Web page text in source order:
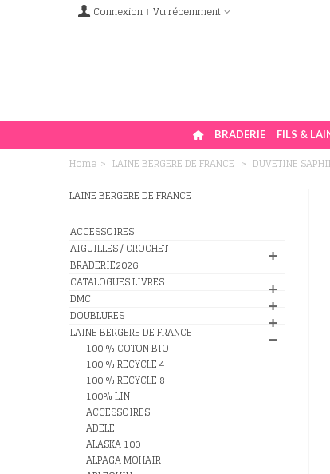
Connexion Vu récemment
BRADERIE FILS &
Home > LAINE BERGERE DE FRANCE > DUVETINE
LAINE BERGERE DE FRANCE
ACCESSOIRES
AIGUILLES / CROCHET
BRADERIE2026
CATALOGUES LIVRES
DMC
DOUBLURES
LAINE BERGERE DE FRANCE
100 % COTON BIO
100 % RECYCLE 4
100 % RECYCLE 8
100% LIN
ACCESSOIRES
ADELE
ALASKA 100
ALPAGA MOHAIR